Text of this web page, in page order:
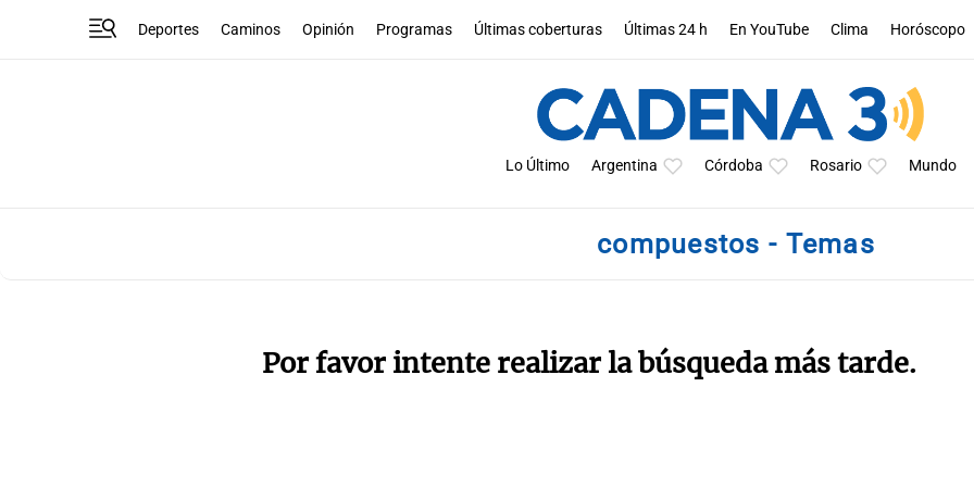
Deportes Caminos Opinión Programas Últimas coberturas Últimas 24 h En YouTube Clima Horóscopo
Lo Último Argentina Córdoba Rosario Mundo
compuestos - Temas
Por favor intente realizar la búsqueda más tarde.